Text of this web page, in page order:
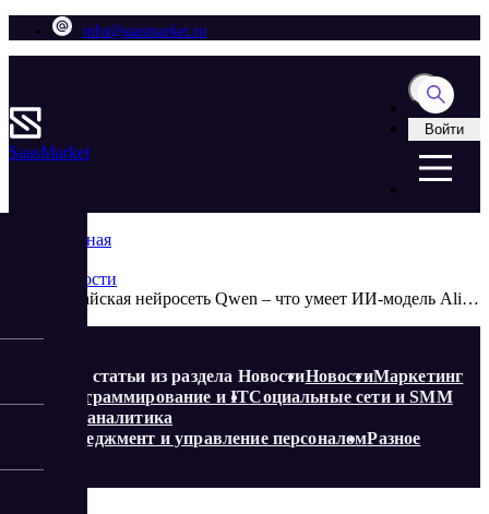
info@saasmarket.ru
SaasMarket
Войти
Главная
Новости
Китайская нейросеть Qwen – что умеет ИИ-модель Alibaba и почему успешно конкурирует с DeepSeek и OpenAI
Еще статьи из раздела НовостиНовостиМаркетинг
Программирование и ITСоциальные сети и SMM
Веб-аналитика
Менеджмент и управление персоналомРазное